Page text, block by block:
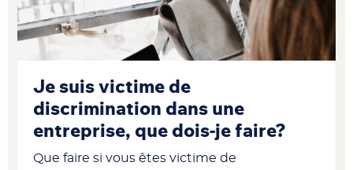
Je suis victime de
discrimination dans une
entreprise, que dois-je faire?
Que faire si vous êtes victime de